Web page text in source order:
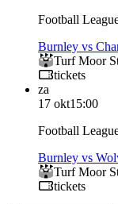
Football
Burnley vs
Turf Moor
tickets
za
17 okt15:00
Football
Burnley vs
Turf Moor
tickets